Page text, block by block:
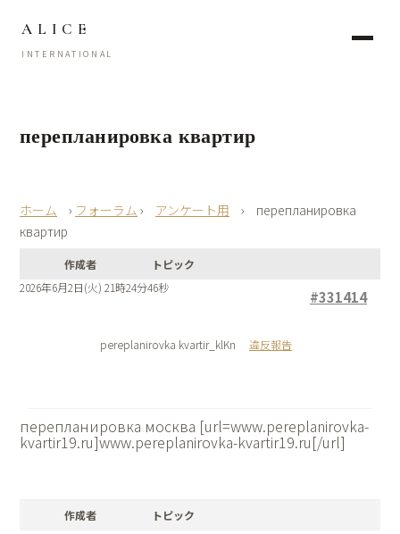
ALICE
INTERNATIONAL
перепланировка квартир
› フォーラム › アンケート用 ›
перепланировка
квартир
作成者
トピック
2026年6月2日(火) 21時24分46秒
#331414
pereplanirovka kvartir_klKn 違反報告
перепланировка москва [url=www.pereplanirovka-
kvartir19.ru]www.pereplanirovka-kvartir19.ru[/url]
作成者
トピック